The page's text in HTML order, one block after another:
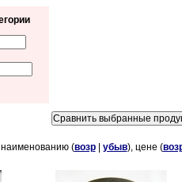
(возр| убыв), цене (